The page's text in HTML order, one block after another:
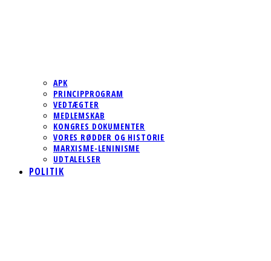
APK
PRINCIPPROGRAM
VEDTÆGTER
MEDLEMSKAB
KONGRES DOKUMENTER
VORES RØDDER OG HISTORIE
MARXISME-LENINISME
UDTALELSER
POLITIK